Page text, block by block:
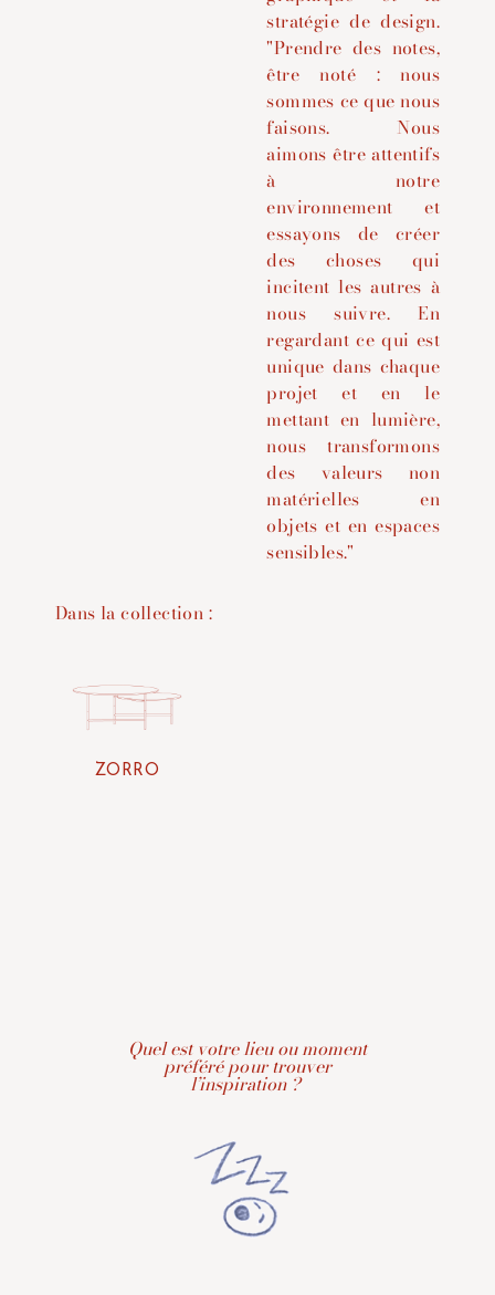
stratégie de design.
"Prendre des notes,
être noté : nous
sommes ce que nous
faisons. Nous
aimons être attentifs
à notre
environnement et
essayons de créer
des choses qui
incitent les autres à
nous suivre. En
regardant ce qui est
unique dans chaque
projet et en le
mettant en lumière,
nous transformons
des valeurs non
matérielles en
objets et en espaces
sensibles."
Dans la collection :
ZORRO
Quel est votre lieu ou moment
préféré pour trouver
l’inspiration ?